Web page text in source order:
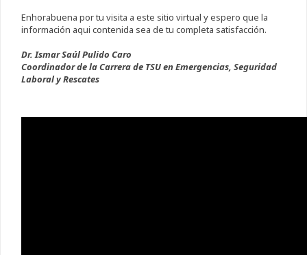
Enhorabuena por tu visita a este sitio virtual y espero que la
información aqui contenida sea de tu completa satisfacción.
Dr. Ismar Saúl Pulido Caro
Coordinador de la Carrera de TSU en Emergencias, Seguridad
Laboral y Rescates